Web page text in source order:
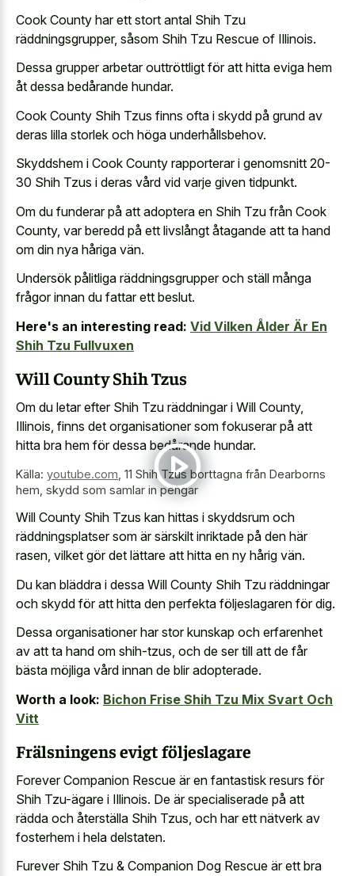
Cook County har ett stort antal Shih Tzu
räddningsgrupper, såsom Shih Tzu Rescue of Illinois.
Dessa grupper arbetar outtröttligt för att hitta eviga hem
åt dessa bedårande hundar.
Cook County Shih Tzus finns ofta i skydd på grund av
deras lilla storlek och höga underhållsbehov.
Skyddshem i Cook County rapporterar i genomsnitt 20-
30 Shih Tzus i deras vård vid varje given tidpunkt.
Om du funderar på att adoptera en Shih Tzu från Cook
County, var beredd på ett livslångt åtagande att ta hand
om din nya håriga vän.
Undersök pålitliga räddningsgrupper och ställ många
frågor innan du fattar ett beslut.
Here's an interesting read: Vid Vilken Ålder Är En
Shih Tzu Fullvuxen
Will County Shih Tzus
Om du letar efter Shih Tzu räddningar i Will County,
Illinois, finns det organisationer som fokuserar på att
hitta bra hem för dessa bedårande hundar.
Källa: youtube.com 11 Shih Tzus borttagna från Dearborns
hem, skydd som samlar in pengar
Will County Shih Tzus kan hittas i skyddsrum och
räddningsplatser som är särskilt inriktade på den här
rasen, vilket gör det lättare att hitta en ny hårig vän.
Du kan bläddra i dessa Will County Shih Tzu räddningar
och skydd för att hitta den perfekta följeslagaren för dig.
Dessa organisationer har stor kunskap och erfarenhet
av att ta hand om shih-tzus, och de ser till att de får
bästa möjliga vård innan de blir adopterade.
Worth a look: Bichon Frise Shih Tzu Mix Svart Och
Vitt
Frälsningens evigt följeslagare
Forever Companion Rescue är en fantastisk resurs för
Shih Tzu-ägare i Illinois. De är specialiserade på att
rädda och återställa Shih Tzus, och har ett nätverk av
fosterhem i hela delstaten.
Furever Shih Tzu & Companion Dog Rescue är ett bra